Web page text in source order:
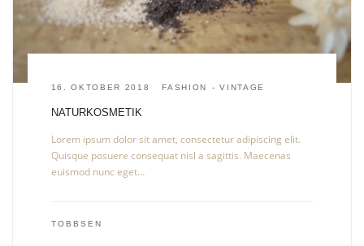
16. OKTOBER 2018 FASHION VINTAGE
NATURKOSMETIK
Lorem ipsum dolor sit amet, consectetur adipiscing elit.
Quisque posuere consequat nisl a sagittis. Maecenas
euismod nunc eget…
TOBBSEN